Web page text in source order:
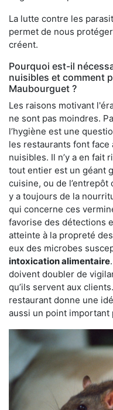
La lutte contre les
permet de nous
créent.
Pourquoi est-il
nuisibles et comment
Maubourguet ?
Les raisons motivant
ne sont pas moindres.
l’hygiène est une
les restaurants font
nuisibles. Il n’y a en fait
tout entier est un géant
cuisine, ou de
y a toujours de la
qui concerne ces
favorise des détections
atteinte à la propreté
eux des microbes
intoxication alimentaire
doivent doubler de
qu’ils servent aux
restaurant donne une
aussi un point